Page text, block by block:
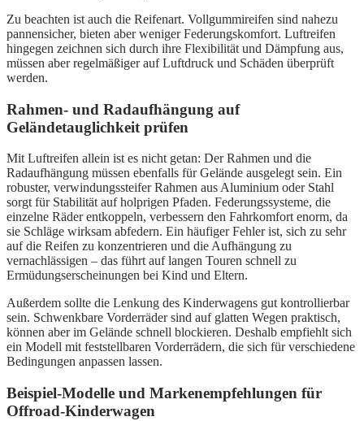
Zu beachten ist auch die Reifenart. Vollgummireifen sind nahezu
pannensicher, bieten aber weniger Federungskomfort. Luftreifen
hingegen zeichnen sich durch ihre Flexibilität und Dämpfung aus,
müssen aber regelmäßiger auf Luftdruck und Schäden überprüft
werden.
Rahmen- und Radaufhängung auf
Geländetauglichkeit prüfen
Mit Luftreifen allein ist es nicht getan: Der Rahmen und die
Radaufhängung müssen ebenfalls für Gelände ausgelegt sein. Ein
robuster, verwindungssteifer Rahmen aus Aluminium oder Stahl
sorgt für Stabilität auf holprigen Pfaden. Federungssysteme, die
einzelne Räder entkoppeln, verbessern den Fahrkomfort enorm, da
sie Schläge wirksam abfedern. Ein häufiger Fehler ist, sich zu sehr
auf die Reifen zu konzentrieren und die Aufhängung zu
vernachlässigen – das führt auf langen Touren schnell zu
Ermüdungserscheinungen bei Kind und Eltern.
Außerdem sollte die Lenkung des Kinderwagens gut kontrollierbar
sein. Schwenkbare Vorderräder sind auf glatten Wegen praktisch,
können aber im Gelände schnell blockieren. Deshalb empfiehlt sich
ein Modell mit feststellbaren Vorderrädern, die sich für verschiedene
Bedingungen anpassen lassen.
Beispiel-Modelle und Markenempfehlungen für
Offroad-Kinderwagen